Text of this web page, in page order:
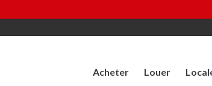
Acheter Louer